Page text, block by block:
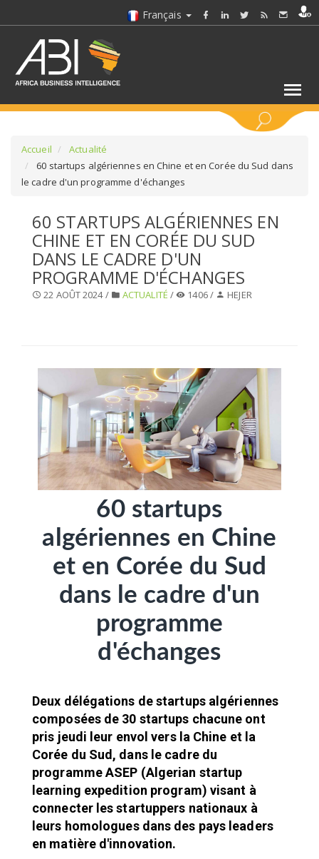
Français
SÉLECTIONNEZ UN DOSSIER
SELECTIONNEZ UNE SECTION
Accueil
Actualité
60 startups algériennes en Chine et en Corée du Sud dans
le cadre d'un programme d'échanges
60 STARTUPS ALGÉRIENNES EN
CHINE ET EN CORÉE DU SUD
DANS LE CADRE D'UN
PROGRAMME D'ÉCHANGES
22 AOÛT 2024 / ACTUALITÉ / 1406 / HEJER
60 startups
algériennes en Chine
et en Corée du Sud
dans le cadre d'un
programme
d'échanges
Deux délégations de startups algériennes
composées de 30 startups chacune ont
pris jeudi leur envol vers la Chine et la
Corée du Sud, dans le cadre du
programme ASEP (Algerian startup
learning expedition program) visant à
connecter les startuppers nationaux à
leurs homologues dans des pays leaders
en matière d'innovation.